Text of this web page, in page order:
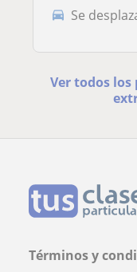
Se
Ver todos los
Términos y